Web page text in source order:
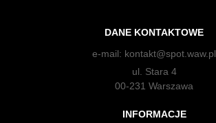
DANE KONTAKTOWE
e-mail: kontakt@spot.waw.pl
ul. Stara 4
00-231 Warszawa
INFORMACJE